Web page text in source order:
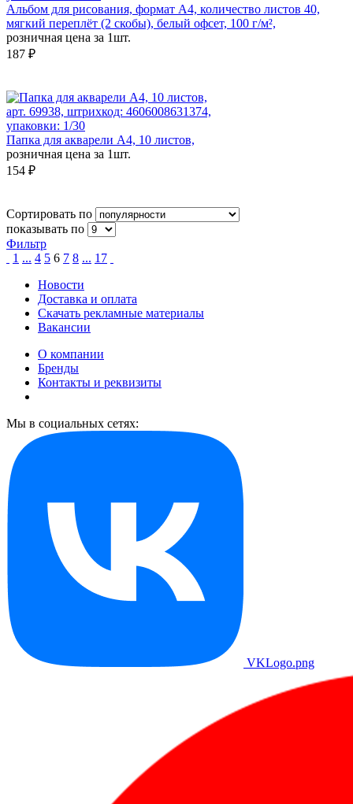
Альбом для рисования, формат А4, количество листов 40,
мягкий переплёт (2 скобы), белый офсет, 100 г/м²,
розничная цена за 1шт.
187 ₽
арт. 69938, штрихкод: 4606008631374,
упаковки: 1/30
Папка для акварели А4, 10 листов,
розничная цена за 1шт.
154 ₽
Сортировать по
показывать по
Фильтр
1 ... 4 5 6 7 8 ... 17
Новости
Доставка и оплата
Скачать рекламные материалы
Вакансии
О компании
Бренды
Контакты и реквизиты
Мы в социальных сетях:
VKLogo.png